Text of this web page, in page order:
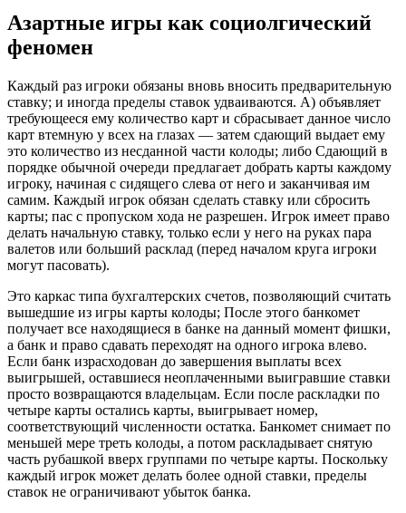
Азартные игры как социолгический
феномен
Каждый раз игроки обязаны вновь вносить предварительную
ставку; и иногда пределы ставок удваиваются. А) объявляет
требующееся ему количество карт и сбрасывает данное число
карт втемную у всех на глазах — затем сдающий выдает ему
это количество из несданной части колоды; либо Сдающий в
порядке обычной очереди предлагает добрать карты каждому
игроку, начиная с сидящего слева от него и заканчивая им
самим. Каждый игрок обязан сделать ставку или сбросить
карты; пас с пропуском хода не разрешен. Игрок имеет право
делать начальную ставку, только если у него на руках пара
валетов или больший расклад (перед началом круга игроки
могут пасовать).
Это каркас типа бухгалтерских счетов, позволяющий считать
вышедшие из игры карты колоды; После этого банкомет
получает все находящиеся в банке на данный момент фишки,
а банк и право сдавать переходят на одного игрока влево.
Если банк израсходован до завершения выплаты всех
выигрышей, оставшиеся неоплаченными выигравшие ставки
просто возвращаются владельцам. Если после раскладки по
четыре карты остались карты, выигрывает номер,
соответствующий численности остатка. Банкомет снимает по
меньшей мере треть колоды, а потом раскладывает снятую
часть рубашкой вверх группами по четыре карты. Поскольку
каждый игрок может делать более одной ставки, пределы
ставок не ограничивают убыток банка.